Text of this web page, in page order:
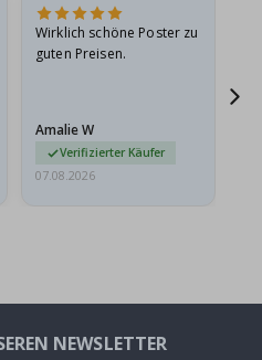
Wirklich schöne Poster zu
guten Preisen.
Amalie W
Verifizierter Käufer
07.08.2026
NEWSLETTER